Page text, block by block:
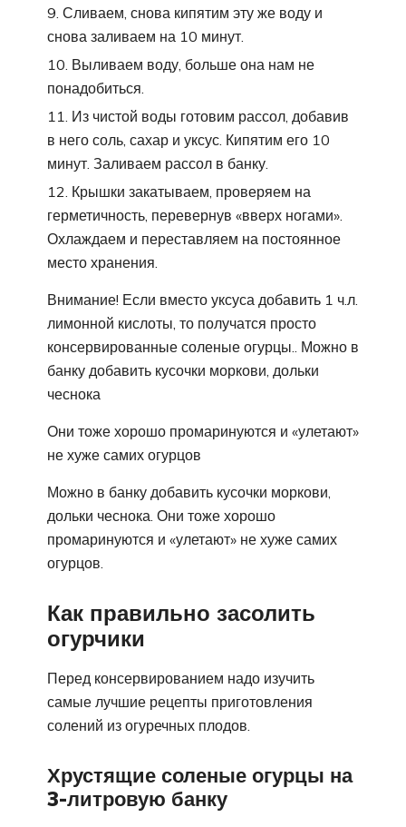
Сливаем, снова кипятим эту же воду и
снова заливаем на 10 минут.
Выливаем воду, больше она нам не
понадобиться.
Из чистой воды готовим рассол, добавив
в него соль, сахар и уксус. Кипятим его 10
минут. Заливаем рассол в банку.
Крышки закатываем, проверяем на
герметичность, перевернув «вверх ногами».
Охлаждаем и переставляем на постоянное
место хранения.
Внимание! Если вместо уксуса добавить 1 ч.л.
лимонной кислоты, то получатся просто
консервированные соленые огурцы.. Можно в
банку добавить кусочки моркови, дольки
чеснока
Они тоже хорошо промаринуются и «улетают»
не хуже самих огурцов
Можно в банку добавить кусочки моркови,
дольки чеснока. Они тоже хорошо
промаринуются и «улетают» не хуже самих
огурцов.
Как правильно засолить
огурчики
Перед консервированием надо изучить
самые лучшие рецепты приготовления
солений из огуречных плодов.
Хрустящие соленые огурцы на
3-литровую банку